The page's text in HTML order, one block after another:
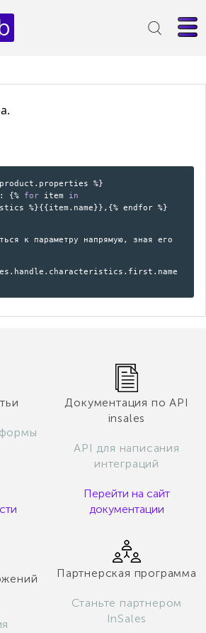
%}
{%
foritem
in
%}{{item.name}},{% endfor %}
к параметру напрямую, зная его
handle .characteristics.first.name
Документация по API
insales
API для написания
интеграций
Перейти на сайт
документации
Партнерская программа
Станьте партнером
InSales